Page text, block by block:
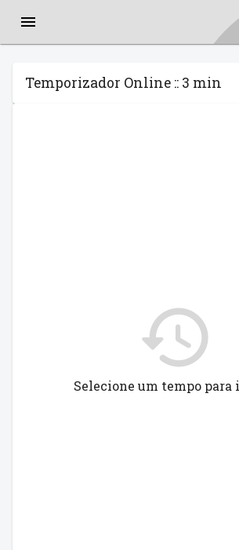
Temporizador Online :: 3 min
Selecione um tempo